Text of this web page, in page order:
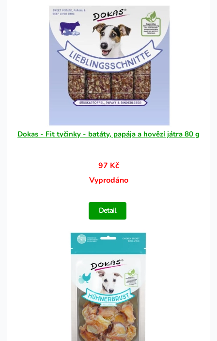
Dokas - Fit tyčinky - batáty, papája a hovězí játra 80 g
97 Kč
Vyprodáno
Detail